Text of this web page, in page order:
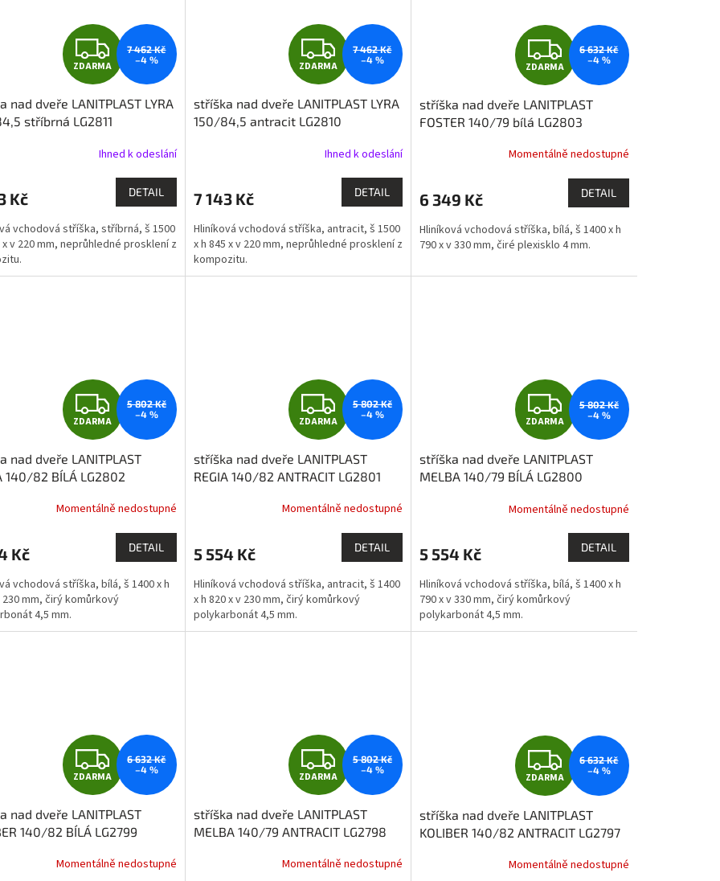
Z
D
A
R
M
A
ZDARMA
7 462 Kč
–4 %
nad dveře LANITPLAST LYRA
stříbrná LG2811
Ihned k odeslání
Kč DETAIL
vchodová stříška, stříbrná, š 1500
x v 220 mm, neprůhledné prosklení z
Z
D
A
R
M
A
ZDARMA
7 462 Kč
–4 %
stříška nad dveře LANITPLAST LYRA
150/84,5 antracit LG2810
Ihned k odeslání
7 143 Kč DETAIL
Hliníková vchodová stříška, antracit, š 1500
x h 845 x v 220 mm, neprůhledné prosklení z
kompozitu.
Z
D
A
R
M
A
ZDARMA
6 632 Kč
–4 %
stříška nad dveře LANITPLAST
FOSTER 140/79 bílá LG2803
Momentálně nedostupné
6 349 Kč DETAIL
Hliníková vchodová stříška, bílá, š 1400 x h
790 x v 330 mm, čiré plexisklo 4 mm.
Z
D
A
R
M
A
ZDARMA
5 802 Kč
–4 %
nad dveře LANITPLAST
140/82 BÍLÁ LG2802
Momentálně nedostupné
Kč DETAIL
vchodová stříška, bílá, š 1400 x h
230 mm, čirý komůrkový
4,5 mm.
Z
D
A
R
M
A
ZDARMA
5 802 Kč
–4 %
stříška nad dveře LANITPLAST
REGIA 140/82 ANTRACIT LG2801
Momentálně nedostupné
5 554 Kč DETAIL
Hliníková vchodová stříška, antracit, š 1400
x h 820 x v 230 mm, čirý komůrkový
polykarbonát 4,5 mm.
Z
D
A
R
M
A
ZDARMA
5 802 Kč
–4 %
stříška nad dveře LANITPLAST
MELBA 140/79 BÍLÁ LG2800
Momentálně nedostupné
5 554 Kč DETAIL
Hliníková vchodová stříška, bílá, š 1400 x h
790 x v 330 mm, čirý komůrkový
polykarbonát 4,5 mm.
Z
D
A
R
ZDARMA
6 632 Kč
–4 %
nad dveře LANITPLAST
140/82 BÍLÁ LG2799
Momentálně nedostupné
Z
D
A
R
ZDARMA
5 802 Kč
–4 %
stříška nad dveře LANITPLAST
MELBA 140/79 ANTRACIT LG2798
Momentálně nedostupné
Z
D
A
R
ZDARMA
6 632 Kč
–4 %
stříška nad dveře LANITPLAST
KOLIBER 140/82 ANTRACIT LG2797
Momentálně nedostupné